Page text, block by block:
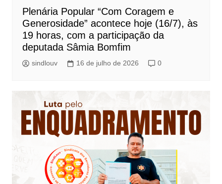
Plenária Popular “Com Coragem e
Generosidade” acontece hoje (16/7), às
19 horas, com a participação da
deputada Sâmia Bomfim
sindlouv 16 de julho de 2026 0